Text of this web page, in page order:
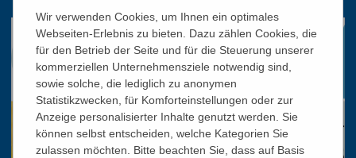
Wir verwenden Cookies, um Ihnen ein optimales
Webseiten-Erlebnis zu bieten. Dazu zählen Cookies, die
für den Betrieb der Seite und für die Steuerung unserer
kommerziellen Unternehmensziele notwendig sind,
sowie solche, die lediglich zu anonymen
Statistikzwecken, für Komforteinstellungen oder zur
Anzeige personalisierter Inhalte genutzt werden. Sie
können selbst entscheiden, welche Kategorien Sie
zulassen möchten. Bitte beachten Sie, dass auf Basis